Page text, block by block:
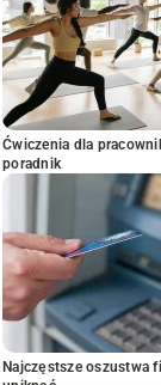
Ćwiczenia dla
poradnik
Najczęstsze oszustwa